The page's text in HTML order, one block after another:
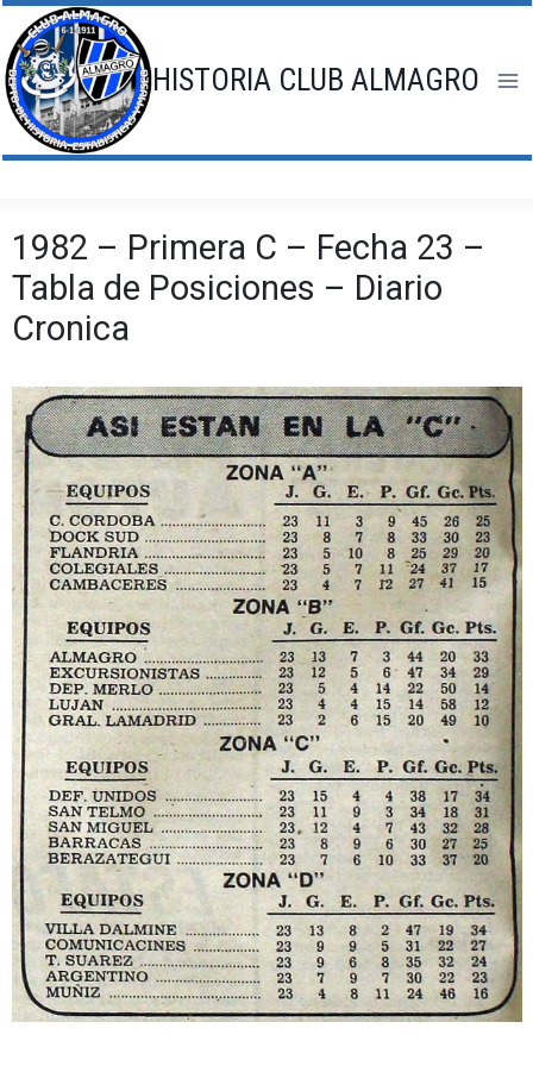
Saltar
al
contenido
HISTORIA CLUB ALMAGRO
1982 – Primera C – Fecha 23 –
Tabla de Posiciones – Diario
Cronica